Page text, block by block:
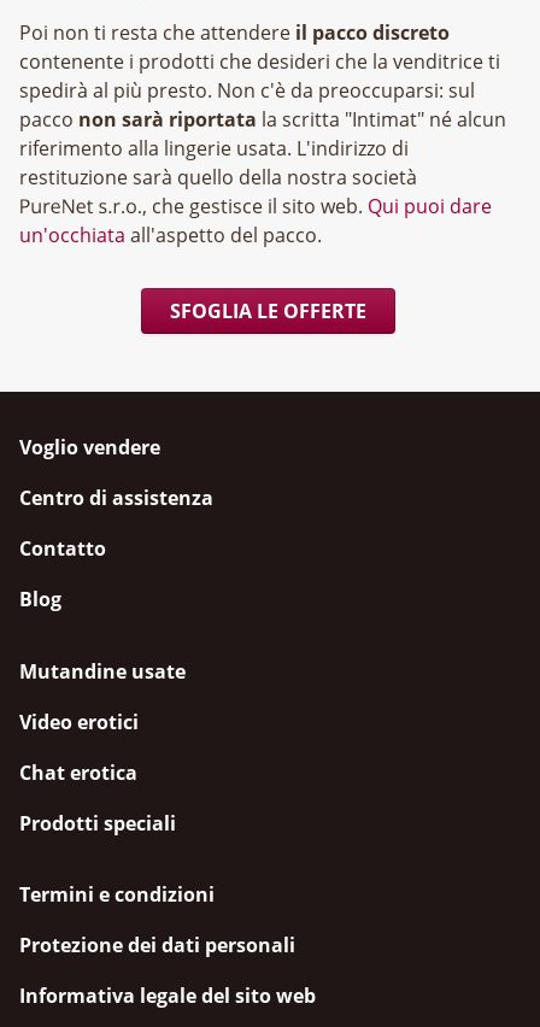
Poi non ti resta che attendere il pacco discreto
contenente i prodotti che desideri che la venditrice ti
spedirà al più presto. Non c'è da preoccuparsi: sul
pacco non sarà riportata la scritta "Intimat" né alcun
riferimento alla lingerie usata. L'indirizzo di
restituzione sarà quello della nostra società
, che gestisce il sito web. Qui puoi dare
un'occhiata all'aspetto del pacco.
SFOGLIA LE OFFERTE
Voglio vendere
Centro di assistenza
Contatto
Blog
Mutandine usate
Video erotici
Chat erotica
Prodotti speciali
Termini e condizioni
Protezione dei dati personali
Informativa legale del sito web